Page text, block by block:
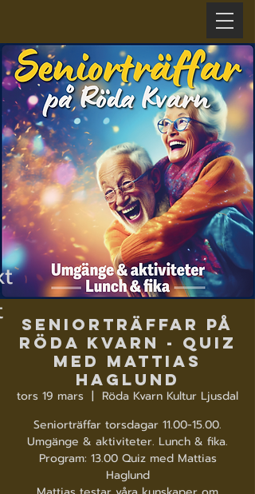
Seniorträffar på
Röda Kvarn - Quiz
med Mattias
Haglund
tors 19 mars
  |
Röda Kvarn Kultur Ljusdal
Seniorträffar torsdagar 11.00-15.00.
Umgänge & aktiviteter. Lunch & fika.
Program: 13.00 Quiz med Mattias
Haglund